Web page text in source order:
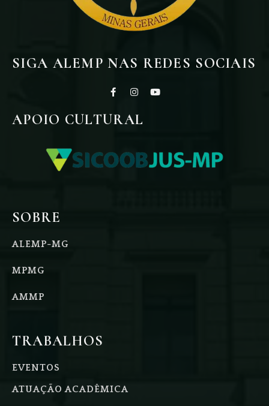
SIGA ALEMP NAS REDES SOCIAIS
APOIO CULTURAL
SOBRE
ALEMP-MG
MPMG
AMMP
TRABALHOS
EVENTOS
ATUAÇÃO ACADÊMICA